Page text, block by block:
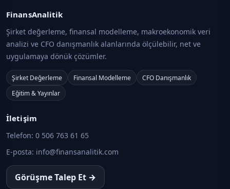
FinansAnalitik
Şirket değerleme, finansal modelleme, makroekonomik veri
analizi ve CFO danışmanlık alanlarında ölçülebilir, net ve
uygulamaya dönük çözümler.
Şirket Değerleme Finansal Modelleme
CFO Danışmanlık
Eğitim & Yayınlar
İletişim
Telefon: 0 506 763 61 65
E-posta: info@finansanalitik.com
Görüşme Talep Et →